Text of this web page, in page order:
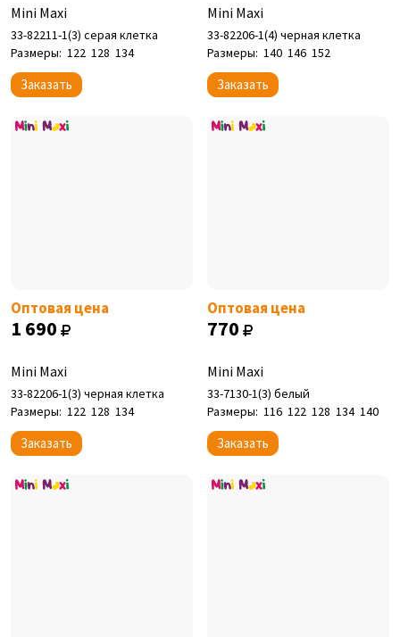
Mini Maxi
33-82211-1(3) серая клетка
Размеры: 122 128 134
Заказать
Mini Maxi
33-82206-1(4) черная клетка
Размеры: 140 146 152
Заказать
Оптовая цена
1 690
Mini Maxi
33-82206-1(3) черная клетка
Размеры: 122 128 134
Заказать
Оптовая цена
770
Mini Maxi
33-7130-1(3) белый
Размеры: 116 122 128 134 140
Заказать